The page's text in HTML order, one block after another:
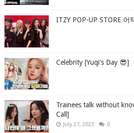
ITZY POP-UP STORE 어
Celebrity [Yuqi's Day 😎]
Trainees talk without
Call]
July 27, 2023 0